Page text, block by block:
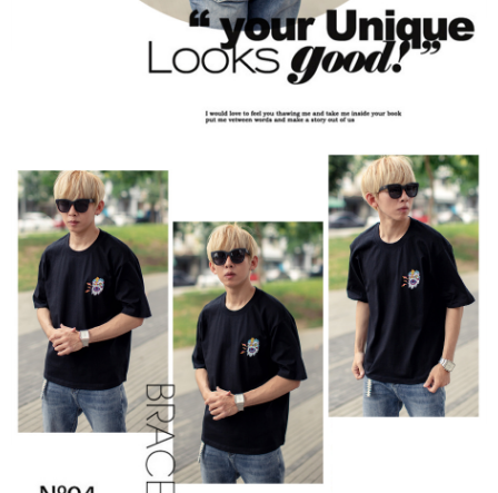
https://aftee.tw/terms/#terms3
３．未成年的使用者請事先徵得法定代理人或監護人之同意方可使用
「AFTEE先享後付」，若未經同意申辦者引起之損失，本公司不負相關責
時審查核予不同之上限額度；若仍有額度不足之情形，本公司將視審查結果
５．嚴禁一人註冊多個帳號或使用他人資訊註冊。若發現惡意使用之情形，
恩沛科技股份有限公司將有權停止該用戶之使用額度並採取法律行動。